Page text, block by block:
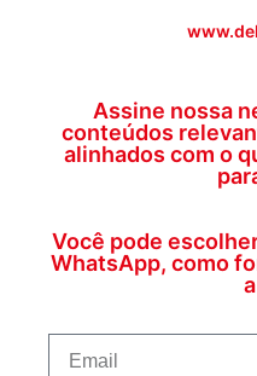
Assine nossa
conteúdos
alinhados com o
Você pode
WhatsApp, como